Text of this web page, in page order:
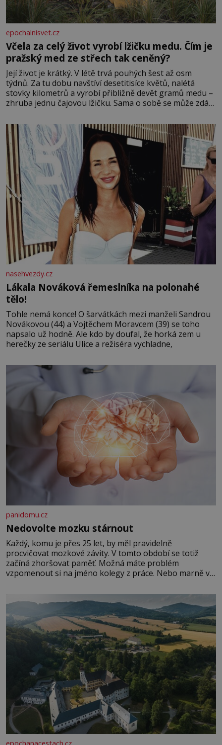
epochalnisvet.cz
Včela za celý život vyrobí lžičku medu. Čím je
pražský med ze střech tak ceněný?
Její život je krátký. V létě trvá pouhých šest až osm
týdnů. Za tu dobu navštíví desetitisíce květů, nalétá
stovky kilometrů a vyrobí přibližně devět gramů medu –
zhruba jednu čajovou lžičku. Sama o sobě se může zdát
tisíc příslušnic svého včelstva, vznikne jeden z
nejdokonalejších organismů
nasehvezdy.cz
Lákala Nováková řemeslníka na polonahé
tělo!
Tohle nemá konce! O šarvátkách mezi manželi Sandrou
Novákovou (44) a Vojtěchem Moravcem (39) se toho
napsalo už hodně. Ale kdo by doufal, že horká zem u
herečky ze seriálu Ulice a režiséra vychladne,
panidomu.cz
Nedovolte mozku stárnout
Každý, komu je přes 25 let, by měl pravidelně
procvičovat mozkové závity. V tomto období se totiž
začíná zhoršovat paměť. Možná máte problém
vzpomenout si na jméno kolegy z práce. Nebo marně v
Je to opravdu tak, s věkem jako kdyby se paměť
rozhodla stávkovat. Cvičte